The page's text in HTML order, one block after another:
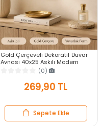
Gold Çerçeveli Dekoratif Duvar
Aynası 40x25 Askılı Modern
Salon Antre Banyo Yatak Odası
(0)
269,90 TL
Sepete Ekle